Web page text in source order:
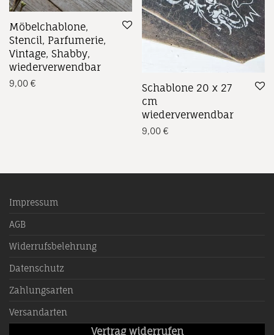
Möbelchablone,
Stencil, Parfumerie,
Vintage, Shabby,
wiederverwendbar
9,00 €
Schablone 20 x 27
cm
wiederverwendbar
9,00 €
Impressum
AGB
Widerrufsbelehrung
Datenschutz
Zahlungsarten
Versandarten
Vertrag widerrufen